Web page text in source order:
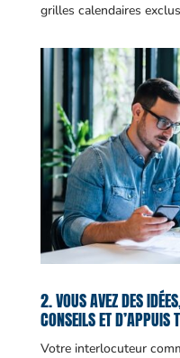
grilles calendaires
2. VOUS AVEZ DES
CONSEILS ET D’APPUIS
Votre interlocuteur